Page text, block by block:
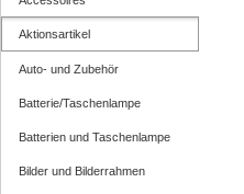
Aktionsartikel
Auto- und Zubehör
Batterie/Taschenlampe
Batterien und Taschenlampe
Bilder und Bilderrahmen